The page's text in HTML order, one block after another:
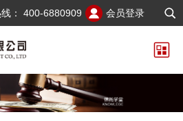
会员登录
： 400-6880909